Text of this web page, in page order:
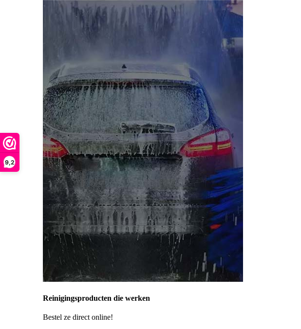
9,2
Reinigingsproducten die werken
Bestel ze direct online!